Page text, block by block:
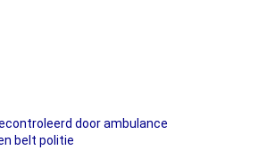
door ambulance
belt politie